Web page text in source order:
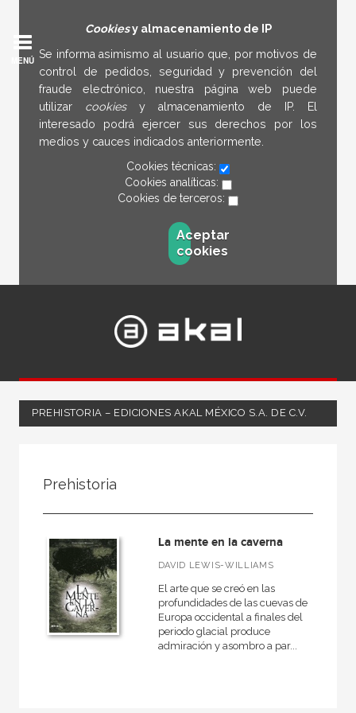
Cookiesy almacenamiento de IP
Se informa asimismo al usuario que, por motivos de
control de pedidos, seguridad y prevención del
fraude electrónico, nuestra página web puede
utilizar cookies y almacenamiento de IP. El
interesado podrá ejercer sus derechos por los
medios y cauces indicados anteriormente.
Cookies técnicas:
Cookies analíticas:
Cookies de terceros:
Aceptar
cookies
MENÚ
PREHISTORIA – EDICIONES AKAL MÉXICO S.A. DE C.V.
Ciencias humanas y sociales
Arte
Prehistoria
MATERIAS
Prehistoria
La mente en la caverna
DAVID LEWIS-WILLIAMS
El arte que se creó en las
profundidades de las cuevas de
Europa occidental a finales del
periodo glacial produce
admiración y asombro a par...